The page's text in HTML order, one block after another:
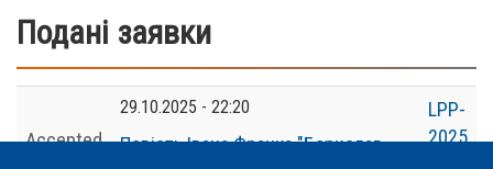
Подані заявки
Accepted
29.10.2025 - 22:20
Повість Івана Франка "Борислав
LPP-
2025